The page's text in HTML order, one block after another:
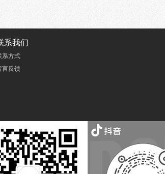
系我们
系方式
言反馈